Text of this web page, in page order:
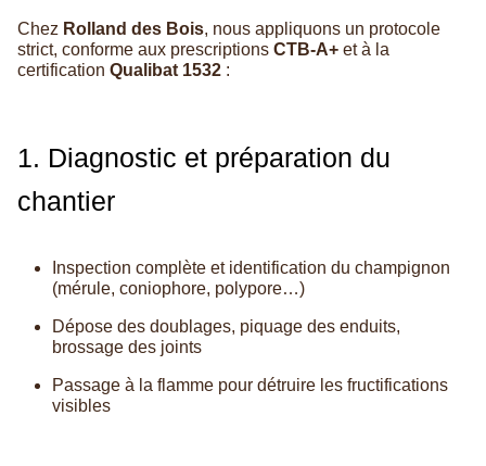
Chez Rolland des Bois, nous appliquons un protocole
strict, conforme aux prescriptions CTB-A+ et à la
certification Qualibat 1532 :
1. Diagnostic et préparation du
chantier
Inspection complète et identification du champignon
(mérule, coniophore, polypore…)
Dépose des doublages, piquage des enduits,
brossage des joints
Passage à la flamme pour détruire les fructifications
visibles